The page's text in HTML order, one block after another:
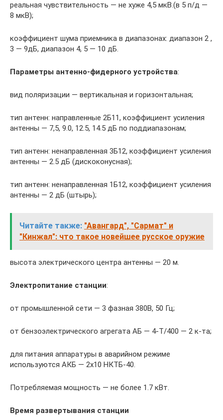
реальная чувствительность — не хуже 4,5 мкВ.(в 5 п/д —
8 мкВ);
коэффициент шума приемника в диапазонах: диапазон 2 ,
3 — 9дБ, диапазон 4, 5 — 10 дБ.
Параметры антенно-фидерного устройства:
вид поляризации — вертикальная и горизонтальная;
тип антенн: направленные 2Б11, коэффициент усиления
антенны — 7,5, 9.0, 12.5, 14.5 дБ по поддиапазонам;
тип антенн: ненаправленная 3Б12, коэффициент усиления
антенны — 2.5 дБ (дискоконусная);
тип антенн: ненаправленная 1Б12, коэффициент усиления
антенны — 2 дБ (штырь);
Читайте также: "Авангард", "Сармат" и
"Кинжал": что такое новейшее русское оружие
высота электрического центра антенны — 20 м.
Электропитание станции:
от промышленной сети — 3 фазная 380В, 50 Гц;
от бензоэлектрического агрегата АБ — 4-Т/400 — 2 к-та;
для питания аппаратуры в аварийном режиме
используются АКБ — 2х10 НКТБ-40.
Потребляемая мощность — не более 1.7 кВт.
Время развертывания станции